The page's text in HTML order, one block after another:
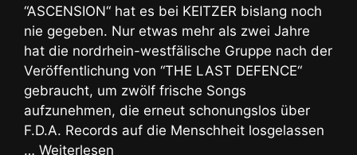
“ASCENSION“ hat es bei KEITZER bislang noch
nie gegeben. Nur etwas mehr als zwei Jahre
hat die nordrhein-westfälische Gruppe nach der
Veröffentlichung von “THE LAST DEFENCE“
gebraucht, um zwölf frische Songs
aufzunehmen, die erneut schonungslos über
F.D.A. Records auf die Menschheit losgelassen
… Weiterlesen